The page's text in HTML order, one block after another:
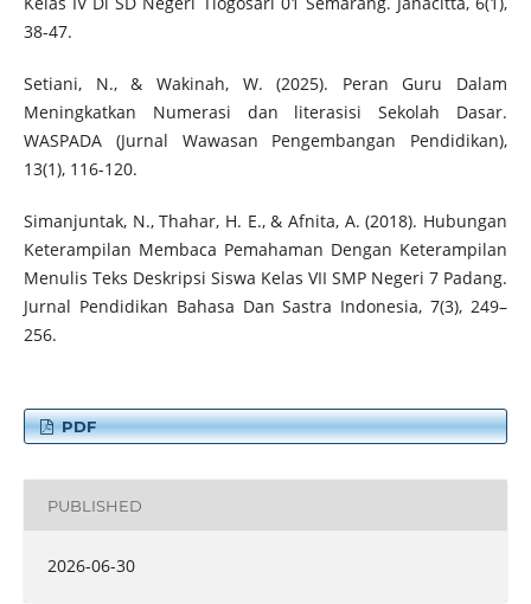
38-47.
Setiani, N., & Wakinah, W. (2025). Peran Guru Dalam
Meningkatkan Numerasi dan literasisi Sekolah Dasar.
WASPADA (Jurnal Wawasan Pengembangan Pendidikan),
13(1), 116-120.
Simanjuntak, N., Thahar, H. E., & Afnita, A. (2018). Hubungan
Keterampilan Membaca Pemahaman Dengan Keterampilan
Menulis Teks Deskripsi Siswa Kelas VII SMP Negeri 7 Padang.
Jurnal Pendidikan Bahasa Dan Sastra Indonesia, 7(3), 249–
256.
PDF
PUBLISHED
2026-06-30